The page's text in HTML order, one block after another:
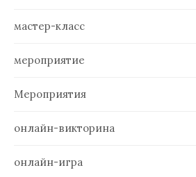
мастер-класс
мероприятие
Мероприятия
онлайн-викторина
онлайн-игра